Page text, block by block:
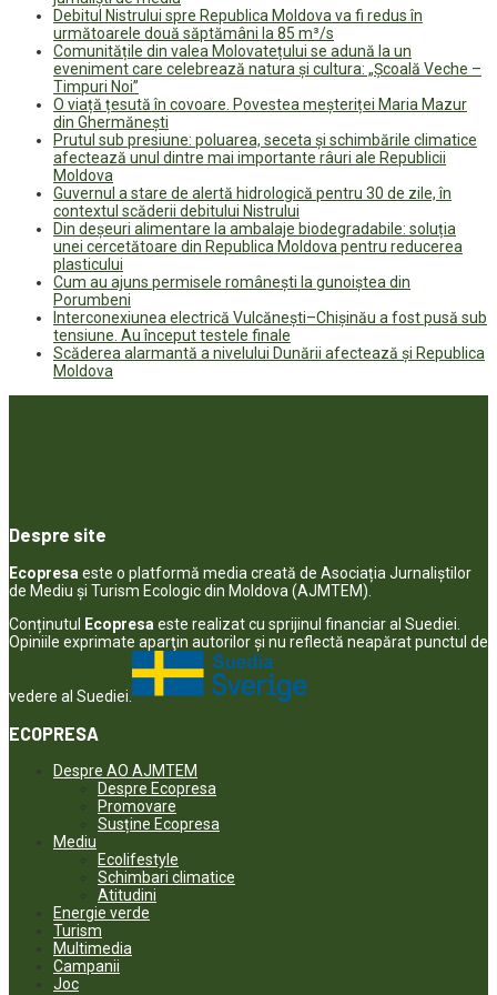
Debitul Nistrului spre Republica Moldova va fi redus în
următoarele două săptămâni la 85 m³/s
Comunitățile din valea Molovatețului se adună la un
eveniment care celebrează natura și cultura: „Școală Veche –
Timpuri Noi”
O viață țesută în covoare. Povestea meșteriței Maria Mazur
din Ghermănești
Prutul sub presiune: poluarea, seceta și schimbările climatice
afectează unul dintre mai importante râuri ale Republicii
Moldova
Guvernul a stare de alertă hidrologică pentru 30 de zile, în
contextul scăderii debitului Nistrului
Din deșeuri alimentare la ambalaje biodegradabile: soluția
unei cercetătoare din Republica Moldova pentru reducerea
plasticului
Cum au ajuns permisele românești la gunoiștea din
Porumbeni
Interconexiunea electrică Vulcănești–Chișinău a fost pusă sub
tensiune. Au început testele finale
Scăderea alarmantă a nivelului Dunării afectează și Republica
Moldova
Despre site
Ecopresa este o platformă media creată de Asociația Jurnaliștilor
de Mediu și Turism Ecologic din Moldova (AJMTEM).
Conținutul Ecopresa este realizat cu sprijinul financiar al Suediei.
Opiniile exprimate aparţin autorilor şi nu reflectă neapărat punctul de
vedere al Suediei.
ECOPRESA
Despre AO AJMTEM
Despre Ecopresa
Promovare
Susține Ecopresa
Mediu
Ecolifestyle
Schimbari climatice
Atitudini
Energie verde
Turism
Multimedia
Campanii
Joc